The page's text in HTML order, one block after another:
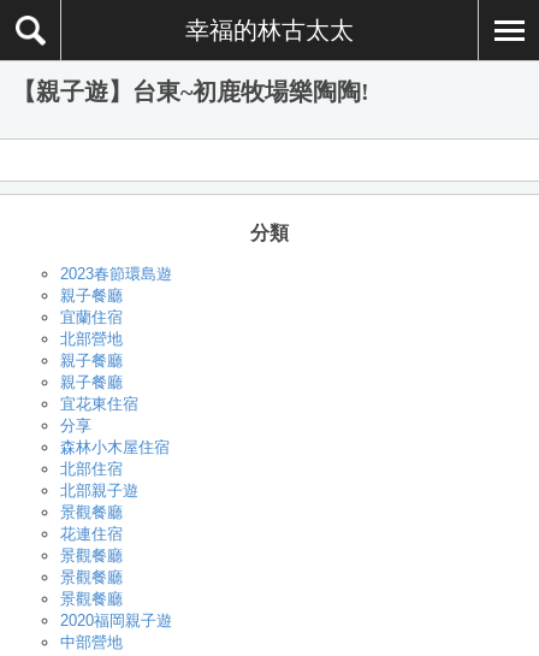
幸福的林古太太
【親子遊】台東~初鹿牧場樂陶陶!
分類
2023春節環島遊
親子餐廳
宜蘭住宿
北部營地
親子餐廳
親子餐廳
宜花東住宿
分享
森林小木屋住宿
北部住宿
北部親子遊
景觀餐廳
花連住宿
景觀餐廳
景觀餐廳
景觀餐廳
2020福岡親子遊
中部營地